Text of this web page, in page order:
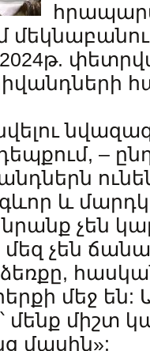
2024թ.
–
և
չեն
մեզ չեն
մեջ
մենք միշտ
մասին»: